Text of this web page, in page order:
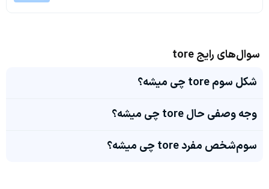
سوال‌های رایج tore
شکل سوم tore چی میشه؟
وجه وصفی حال tore چی میشه؟
سوم‌شخص مفرد tore چی میشه؟